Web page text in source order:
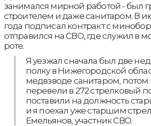
занимался мирной работой - был
строителем и даже санитаром. В
года подписал контракт с
отправился на СВО, где служил в
роте.
Я уезжал сначала был две
полку в Нижегородской
медвзводе санитаром, потом
перевели в 272 стрелковый
поставили на должность
и я поехал уже старшим
Емельянов, участник СВО.